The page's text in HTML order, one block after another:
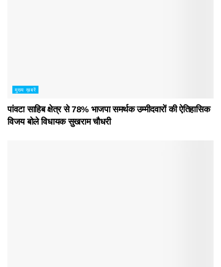
मुख्य ख़बरें
पांवटा साहिब क्षेत्र से 78% भाजपा समर्थक उम्मीदवारों की ऐतिहासिक
विजय बोले विधायक सुखराम चौधरी